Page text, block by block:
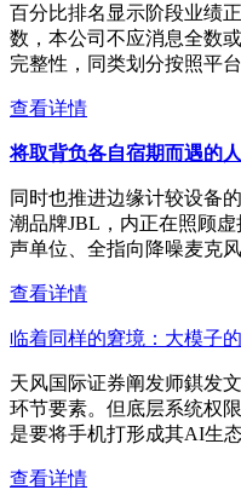
百分比排名显示阶段业绩
数，本公司不应消息全数
完整性，同类划分按照平
查看详情
将取背负各自宿期而遇的
同时也推进边缘计较设备
潮品牌JBL，内正在照顾
声单位、全指向降噪麦克
查看详情
临着同样的窘境：大模子
天风国际证券阐发师錤发
环节要素。但底层系统权
是要将手机打形成其AI生
查看详情